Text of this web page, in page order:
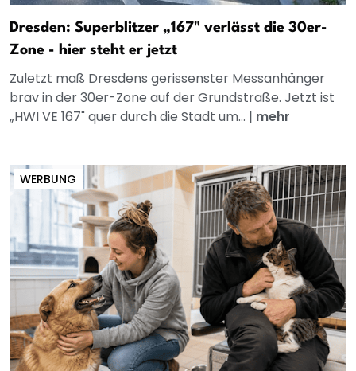
Dresden: Superblitzer „167" verlässt die 30er-
Zone - hier steht er jetzt
Zuletzt maß Dresdens gerissenster Messanhänger
brav in der 30er-Zone auf der Grundstraße. Jetzt ist
„HWI VE 167" quer durch die Stadt um... | mehr
WERBUNG